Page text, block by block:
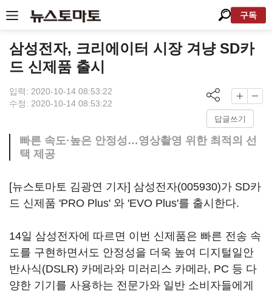
구독
삼성전자, 크리에이터 시장 겨냥 SD카
드 신제품 출시
입력: 2020-10-14 08:53:22
수정: 2020-10-14 08:53:22
답글쓰기
빠른 속도·높은 안정성…영상촬영 위한 최적의 선
택 제공
[뉴스토마토 김광연 기자] 삼성전자(005930)가 SD카
드 신제품 'PRO Plus' 와 'EVO Plus'를 출시한다.
14일 삼성전자에 따르면 이번 신제품은 빠른 전송 속
도를 구현하면서도 안정성을 더욱 높여 디지털일안
반사식(DSLR) 카메라와 미러리스 카메라, PC 등 다
양한 기기를 사용하는 전문가와 일반 소비자들에게